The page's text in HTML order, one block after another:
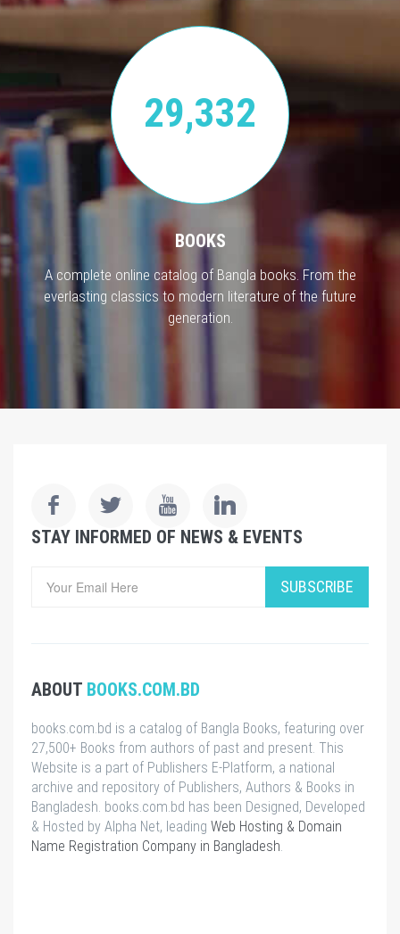
29,332
BOOKS
A complete online catalog of Bangla books. From the
everlasting classics to modern literature of the future
generation.
STAY INFORMED OF NEWS & EVENTS
SUBSCRIBE
ABOUT BOOKS.COM.BD
books.com.bd is a catalog of Bangla Books, featuring over
27,500+ Books from authors of past and present. This
Website is a part of Publishers E-Platform, a national
archive and repository of Publishers, Authors & Books in
Bangladesh. books.com.bd has been Designed, Developed
& Hosted by Alpha Net, leading Web Hosting & Domain
Name Registration Company in Bangladesh